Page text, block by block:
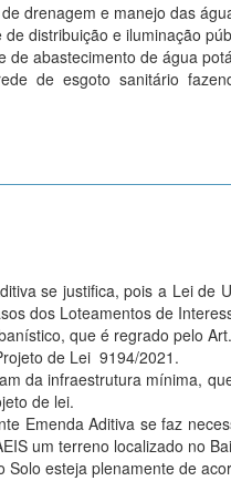
drenagem e manejo das
distribuição e iluminação
de abastecimento de água
de esgoto sanitário
se justifica, pois a Lei
dos Loteamentos de
que é regrado pelo
de Lei 9194/2021.
da infraestrutura mínima,
de lei.
Emenda Aditiva se faz
um terreno localizado no
Solo esteja plenamente de